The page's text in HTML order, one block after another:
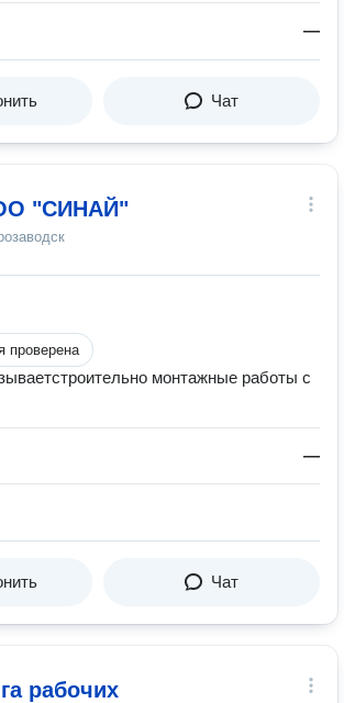
—
Чат
"СИНАЙ"
проверена
монтажные работы с
—
Чат
рабочих